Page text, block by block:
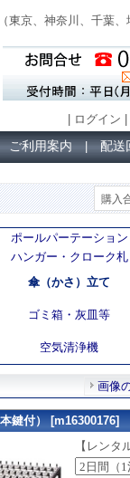
東京、神奈川、千葉、
ログイン
ご利用案内 配送
購入
ポールパーテーション
ハンガー・クローク札
傘（かさ）立て
ゴミ箱・灰皿等
空気清浄機
画像
鍵付） [m16300176]
【レンタ